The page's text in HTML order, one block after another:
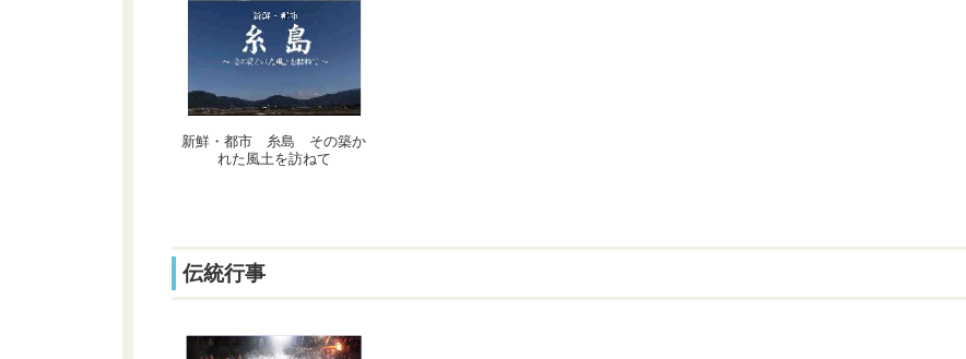
新鮮・都市 糸島 その築か
れた風土を訪ねて
伝統行事